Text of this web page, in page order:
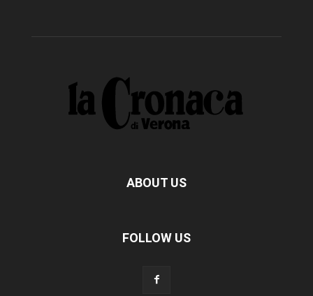
ABOUT US
FOLLOW US